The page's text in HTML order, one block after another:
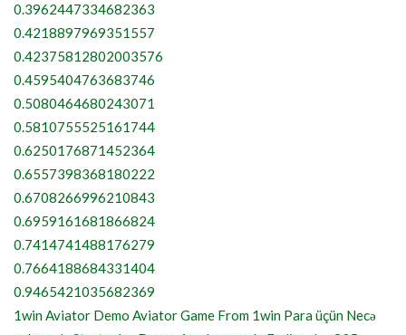
0.3962447334682363
0.4218897969351557
0.42375812802003576
0.4595404763683746
0.5080464680243071
0.5810755525161744
0.6250176871452364
0.6557398368180222
0.6708266996210843
0.6959161681866824
0.7414741488176279
0.7664188684331404
0.9465421035682369
1win Aviator Demo Aviator Game From 1win Para üçün Necə